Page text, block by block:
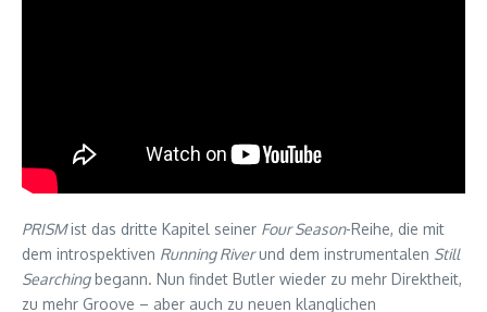
PRISMist das dritte Kapitel seiner Four Season-Reihe, die mit
dem introspektiven Running Riverund dem instrumentalen Still
Searchingbegann. Nun findet Butler wieder zu mehr Direktheit,
zu mehr Groove – aber auch zu neuen klanglichen